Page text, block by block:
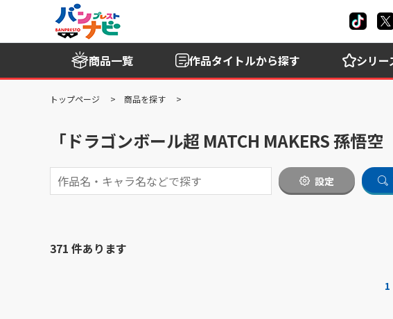
商品一覧 作品タイトルから探す シリー
トップページ 商品を探す
「ドラゴンボール超 MATCH MAKERS 孫悟
設定
371 件あります
1